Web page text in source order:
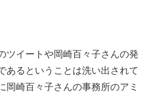
ツイートや岡崎百々子さんの発
あるということは洗い出されて
岡崎百々子さんの事務所のアミ